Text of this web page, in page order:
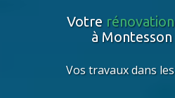
Votre
à
Vos travaux dans